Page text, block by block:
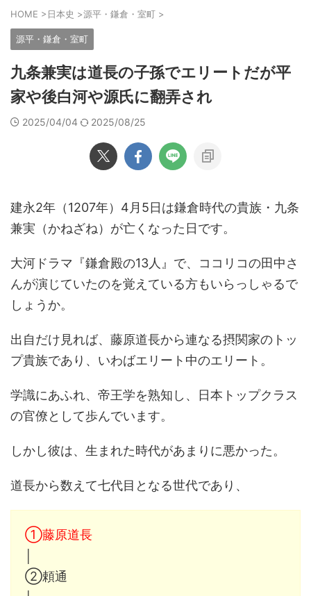
HOME >日本史 >源平・鎌倉・室町 >
源平・鎌倉・室町
九条兼実は道長の子孫でエリートだが平
家や後白河や源氏に翻弄され
2025/04/04 2025/08/25
建永2年（1207年）4月5日は鎌倉時代の貴族・九条
兼実（かねざね）が亡くなった日です。
大河ドラマ『鎌倉殿の13人』で、ココリコの田中さ
んが演じていたのを覚えている方もいらっしゃるで
しょうか。
出自だけ見れば、藤原道長から連なる摂関家のトッ
プ貴族であり、いわばエリート中のエリート。
学識にあふれ、帝王学を熟知し、日本トップクラス
の官僚として歩んでいます。
しかし彼は、生まれた時代があまりに悪かった。
道長から数えて七代目となる世代であり、
①藤原道長
②頼通